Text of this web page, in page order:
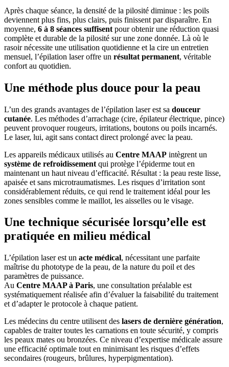
Après chaque séance, la densité de la pilosité diminue : les poils
deviennent plus fins, plus clairs, puis finissent par disparaître. En
moyenne, 6 à 8 séances suffisent pour obtenir une réduction quasi
complète et durable de la pilosité sur une zone donnée. Là où le
rasoir nécessite une utilisation quotidienne et la cire un entretien
mensuel, l’épilation laser offre un résultat permanent, véritable
confort au quotidien.
Une méthode plus douce pour la peau
L’un des grands avantages de l’épilation laser est sa douceur
cutanée. Les méthodes d’arrachage (cire, épilateur électrique, pince)
peuvent provoquer rougeurs, irritations, boutons ou poils incarnés.
Le laser, lui, agit sans contact direct prolongé avec la peau.
Les appareils médicaux utilisés au Centre MAAP intègrent un
système de refroidissement qui protège l’épiderme tout en
maintenant un haut niveau d’efficacité. Résultat : la peau reste lisse,
apaisée et sans microtraumatismes. Les risques d’irritation sont
considérablement réduits, ce qui rend le traitement idéal pour les
zones sensibles comme le maillot, les aisselles ou le visage.
Une technique sécurisée lorsqu’elle est
pratiquée en milieu médical
L’épilation laser est un acte médical, nécessitant une parfaite
maîtrise du phototype de la peau, de la nature du poil et des
paramètres de puissance.
Au Centre MAAP à Paris, une consultation préalable est
systématiquement réalisée afin d’évaluer la faisabilité du traitement
et d’adapter le protocole à chaque patient.
Les médecins du centre utilisent des lasers de dernière génération,
capables de traiter toutes les carnations en toute sécurité, y compris
les peaux mates ou bronzées. Ce niveau d’expertise médicale assure
une efficacité optimale tout en minimisant les risques d’effets
secondaires (rougeurs, brûlures, hyperpigmentation).